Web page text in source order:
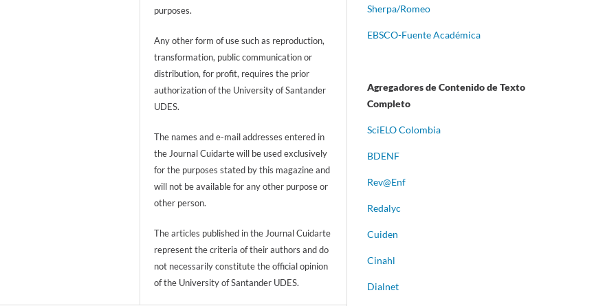
purposes.
Any other form of use such as reproduction,
transformation, public communication or
distribution, for profit, requires the prior
authorization of the University of Santander
UDES.
The names and e-mail addresses entered in
the Journal Cuidarte will be used exclusively
for the purposes stated by this magazine and
will not be available for any other purpose or
other person.
The articles published in the Journal Cuidarte
represent the criteria of their authors and do
not necessarily constitute the official opinion
of the University of Santander UDES.
Sherpa/Romeo
EBSCO-Fuente Académica
Agregadores de Contenido de Texto
Completo
SciELO Colombia
BDENF
Rev@Enf
Redalyc
Cuiden
Cinahl
Dialnet